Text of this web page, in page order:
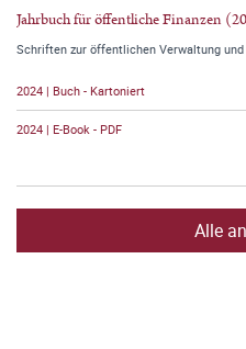
Jahrbuch für öffentliche Finanzen
Schriften zur öffentlichen Verwaltung
2024 | Buch - Kartoniert
2024 | E-Book - PDF
Alle